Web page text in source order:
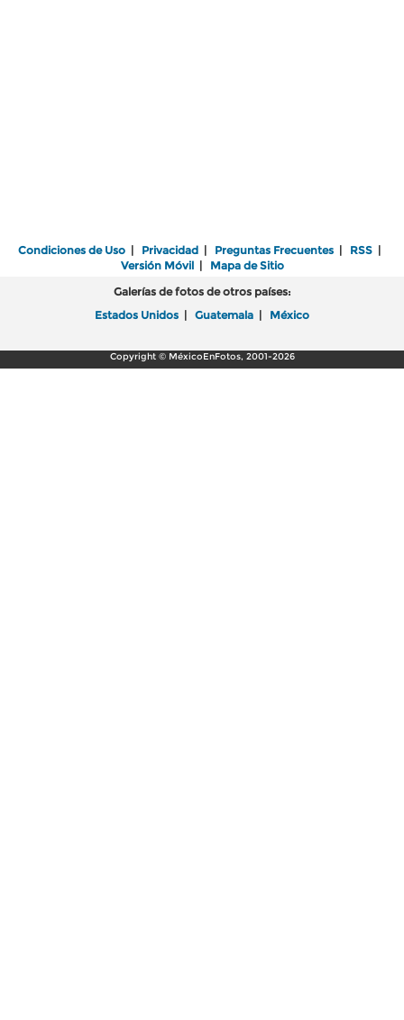
Condiciones de Uso | Privacidad | Preguntas Frecuentes | RSS |
Versión Móvil| Mapa de Sitio
Galerías de fotos de otros países:
Estados Unidos | Guatemala | México
Copyright © MéxicoEnFotos, 2001-2026